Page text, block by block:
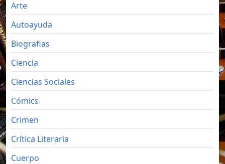
Arte
Autoayuda
Biografias
Ciencia
Ciencias Sociales
Cómics
Crimen
Crítica Literaria
Cuerpo